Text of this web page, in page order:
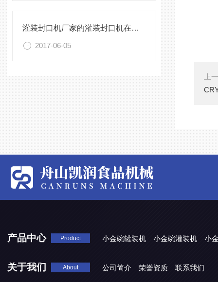
灌装封口机厂家的灌装封口机在市场中
2017-06-05
上
产品中心 Product 小金碗罐装机 小金碗灌装机 小
关于我们 About 公司简介 荣誉资质 联系我们